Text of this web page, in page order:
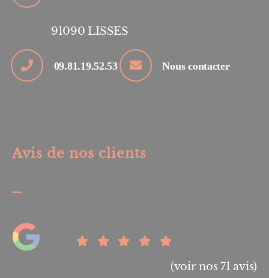
91090 LISSES
09.81.19.52.53 Nous contacter
Avis de nos clients
(voir nos 71 avis)